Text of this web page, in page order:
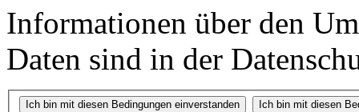
Informationen über den
Daten sind in der